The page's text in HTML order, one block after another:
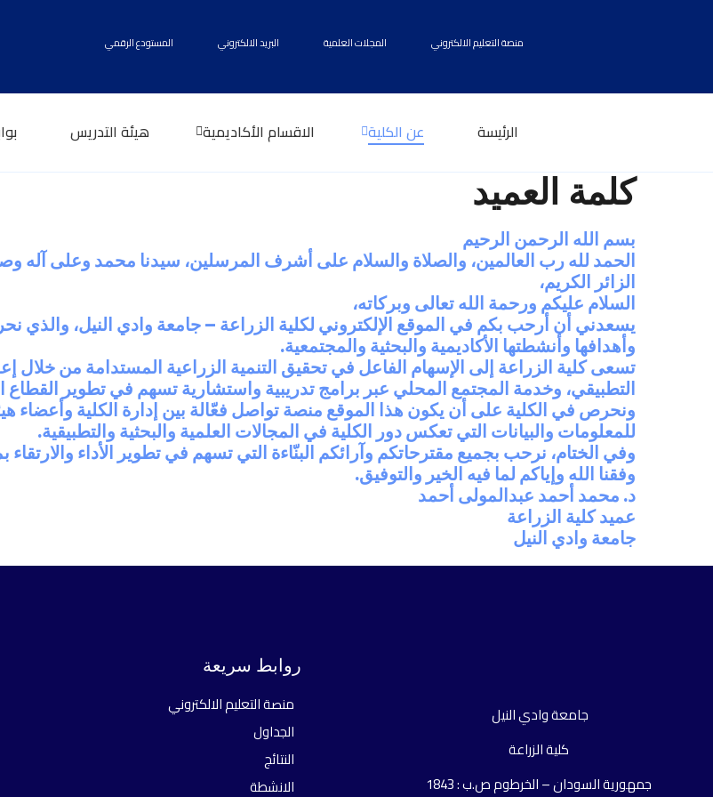
منصة التعليم الالكتروني المجلات العلمية البريد الالكتروني المستودع الرقمي
الرئيسة عن الكلية الاقسام الأكاديمية هيئة التدريس
كلمة العميد
بسم الله الرحمن الرحيم
الحمد لله رب العالمين، والصلاة والسلام على أشرف المرسلين، سيدنا محمد وعلى آله
الزائر الكريم،
السلام عليكم ورحمة الله تعالى وبركاته،
يسعدني أن أرحب بكم في الموقع الإلكتروني لكلية الزراعة – جامعة وادي النيل، والذي
وأهدافها وأنشطتها الأكاديمية والبحثية والمجتمعية.
تسعى كلية الزراعة إلى الإسهام الفاعل في تحقيق التنمية الزراعية المستدامة من خلال
التطبيقي، وخدمة المجتمع المحلي عبر برامج تدريبية واستشارية تسهم في تطوير القطاع
ونحرص في الكلية على أن يكون هذا الموقع منصة تواصل فعّالة بين إدارة الكلية وأعضاء
للمعلومات والبيانات التي تعكس دور الكلية في المجالات العلمية والبحثية والتطبيقية.
وفي الختام، نرحب بجميع مقترحاتكم وآرائكم البنّاءة التي تسهم في تطوير الأداء والارتقاء
وفقنا الله وإياكم لما فيه الخير والتوفيق.
د. محمد أحمد عبدالمولى أحمد
عميد كلية الزراعة
جامعة وادي النيل
جامعة وادي النيل
كلية الزراعة
جمهورية السودان – الخرطوم ص.ب : 1843
روابط سريعة
منصة التعليم الالكتروني
الجداول
النتائج
الانشطة